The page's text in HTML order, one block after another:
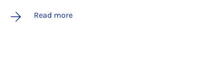
Read more